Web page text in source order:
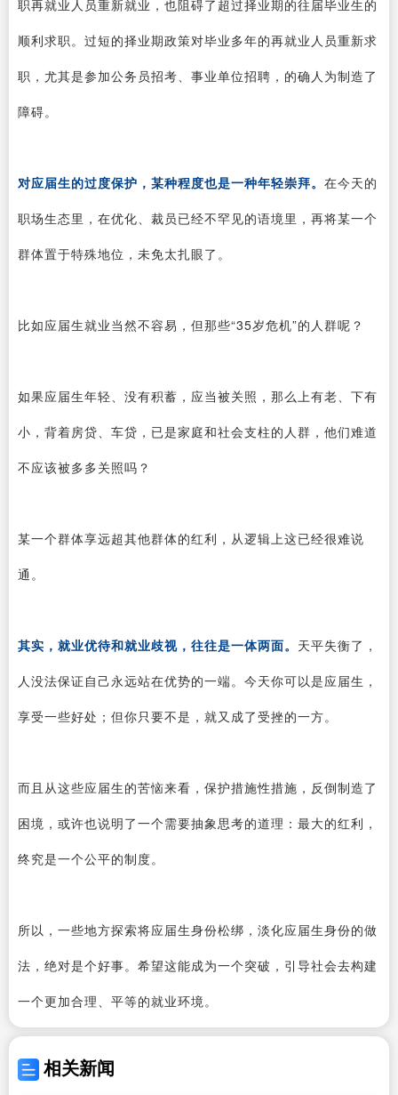
职再就业人员重新就业，也阻碍了超过择业期的往届毕业生的
顺利求职。过短的择业期政策对毕业多年的再就业人员重新求
职，尤其是参加公务员招考、事业单位招聘，的确人为制造了
障碍。
对应届生的过度保护，某种程度也是一种年轻崇拜。 在今天的
职场生态里，在优化、裁员已经不罕见的语境里，再将某一个
群体置于特殊地位，未免太扎眼了。
比如应届生就业当然不容易，但那些“35岁危机”的人群呢？
如果应届生年轻、没有积蓄，应当被关照，那么上有老、下有
小，背着房贷、车贷，已是家庭和社会支柱的人群，他们难道
不应该被多多关照吗？
某一个群体享远超其他群体的红利，从逻辑上这已经很难说
通。
其实，就业优待和就业歧视，往往是一体两面。 天平失衡了，
人没法保证自己永远站在优势的一端。今天你可以是应届生，
享受一些好处；但你只要不是，就又成了受挫的一方。
而且从这些应届生的苦恼来看，保护措施性措施，反倒制造了
困境，或许也说明了一个需要抽象思考的道理：最大的红利，
终究是一个公平的制度。
所以，一些地方探索将应届生身份松绑，淡化应届生身份的做
法，绝对是个好事。希望这能成为一个突破，引导社会去构建
一个更加合理、平等的就业环境。
相关新闻